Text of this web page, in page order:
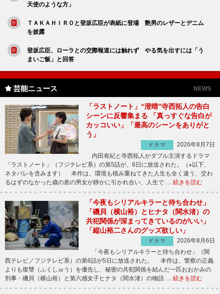
天使のような方」
ＴＡＫＡＨＩＲＯと登坂広臣が表紙に登場 艶男のレザーとデニム
を披露
登坂広臣、ローラとの交際報道には触れず やる気を出すには「う
まいご飯」と回答
芸能ニュース NEWS
「ラストノート」“澄晴”寺西拓人の告白
シーンに反響集まる 「真っすぐな告白が
カッコいい」「最高のシーンをありがと
う」
ドラマ
2026年8月7日
内田有紀と寺西拓人がダブル主演するドラマ
「ラストノート」（フジテレビ系）の第5話が、6日に放送された。（※以下、
ネタバレを含みます） 本作は、環境も積み重ねてきた人生も全く違う、交わ
るはずのなかった歳の差の男女が静かに引かれ合い、人生で … 続きを読む
「今夜もシリアルキラーと待ち合わせ」
「磯貝（横山裕）とヒナタ（関水渚）の
共犯関係が深まってきているのがいい」
「縦山裕二さんのグッズ欲しい」
ドラマ
2026年8月6日
「今夜もシリアルキラーと待ち合わせ」（関
西テレビ／フジテレビ系）の第6話が5日に放送された。 本作は、警察の正義
よりも復讐（ふくしゅう）を優先し、秘密の共犯関係を結んだ一匹おおかみの
刑事・磯貝（横山裕）と第六感女子ヒナタ（関水渚）の物語 … 続きを読む